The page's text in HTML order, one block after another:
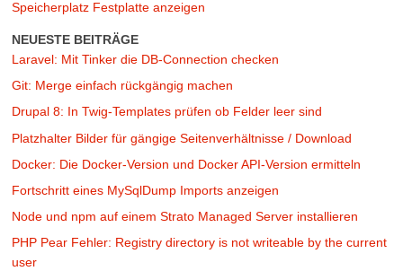
Speicherplatz Festplatte anzeigen
NEUESTE BEITRÄGE
Laravel: Mit Tinker die DB-Connection checken
Git: Merge einfach rückgängig machen
Drupal 8: In Twig-Templates prüfen ob Felder leer sind
Platzhalter Bilder für gängige Seitenverhältnisse / Download
Docker: Die Docker-Version und Docker API-Version ermitteln
Fortschritt eines MySqlDump Imports anzeigen
Node und npm auf einem Strato Managed Server installieren
PHP Pear Fehler: Registry directory is not writeable by the current
user